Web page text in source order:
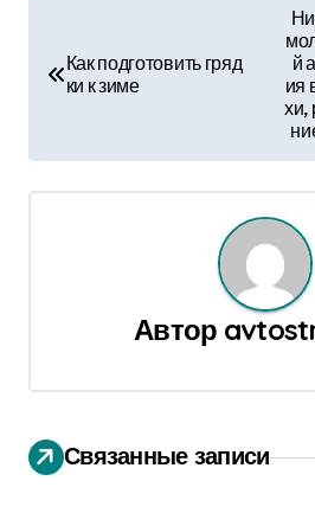
и
г
я
п
Как подготовить гряд
ки к зиме
й
ия
хи,
Автор
Связанные записи